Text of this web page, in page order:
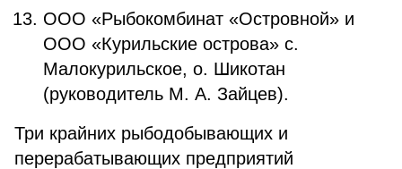
ООО «Рыбокомбинат «Островной» и
ООО «Курильские острова» с.
Малокурильское, о. Шикотан
(руководитель М. А. Зайцев).
Три крайних рыбодобывающих и
перерабатывающих предприятий